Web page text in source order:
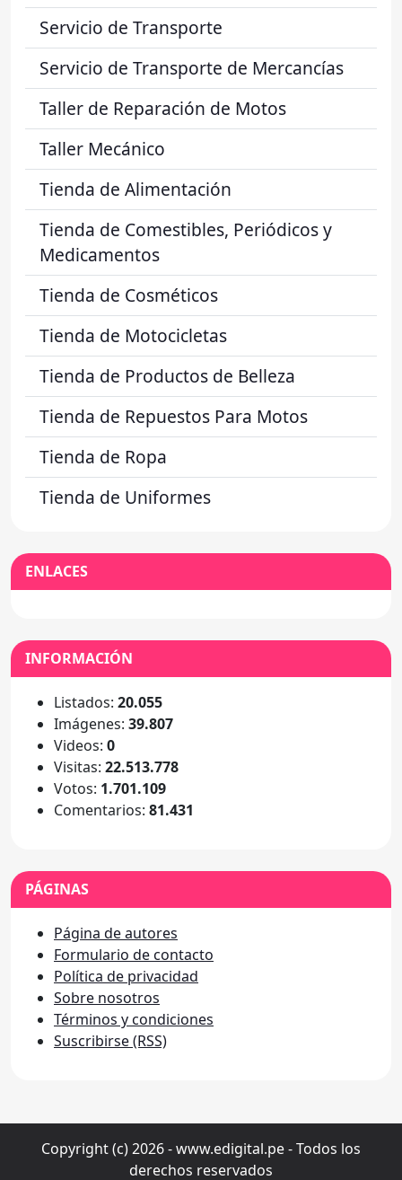
Servicio de Transporte
Servicio de Transporte de Mercancías
Taller de Reparación de Motos
Taller Mecánico
Tienda de Alimentación
Tienda de Comestibles, Periódicos y
Medicamentos
Tienda de Cosméticos
Tienda de Motocicletas
Tienda de Productos de Belleza
Tienda de Repuestos Para Motos
Tienda de Ropa
Tienda de Uniformes
ENLACES
INFORMACIÓN
Listados: 20.055
Imágenes: 39.807
Videos: 0
Visitas: 22.513.778
Votos: 1.701.109
Comentarios: 81.431
PÁGINAS
Página de autores
Formulario de contacto
Política de privacidad
Sobre nosotros
Términos y condiciones
Suscribirse (RSS)
Copyright (c) 2026 - www.edigital.pe - Todos los
derechos reservados